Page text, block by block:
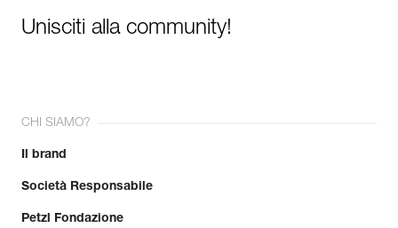
Unisciti alla community!
CHI SIAMO?
Il brand
Società Responsabile
Petzl Fondazione